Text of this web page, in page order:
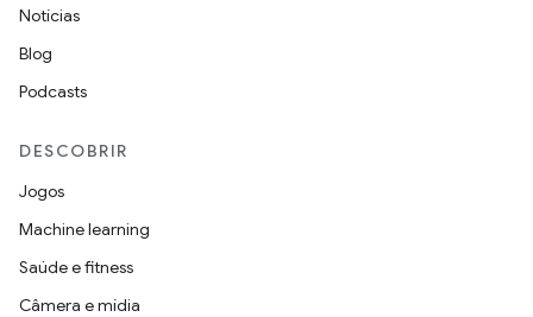
Notícias
Blog
Podcasts
DESCOBRIR
Jogos
Machine learning
Saúde e fitness
Câmera e mídia